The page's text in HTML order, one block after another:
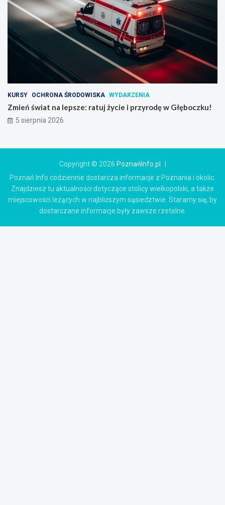
KURSY OCHRONA ŚRODOWISKA WYDARZENIA
Zmień świat na lepsze: ratuj życie i przyrodę w Głęboczku!
5 sierpnia 2026
Copyright © 2026 PoznańInfo.pl
Poznań Info codziennie dostarcza informacje z Poznania i okolic.
Znajdziesz tu aktualności dotyczące stolicy wielkopolski, a także
miejscowości leżących w najbliższym sąsiedztwie. Staramy się, by
dostarczane informacje były zawsze rzetelne.